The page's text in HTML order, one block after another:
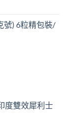
號) 6粒精包裝/
度雙效犀利士